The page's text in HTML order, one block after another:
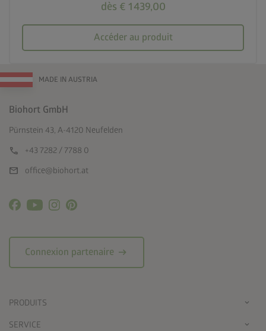
dès € 1 439,00
Accéder au produit
MADE IN AUSTRIA
Biohort GmbH
Pürnstein 43, A-4120 Neufelden
call +43 7282 / 7788 0
mail office@biohort.at
Connexion partenaire arrow_right_alt
PRODUITS
SERVICE